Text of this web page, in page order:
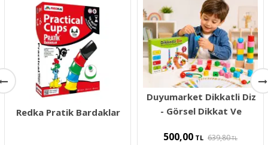
Redka Pratik Bardaklar
Duyumarket Dikkatli Diz
- Görsel Dikkat Ve
500,00 TL 639,80TL